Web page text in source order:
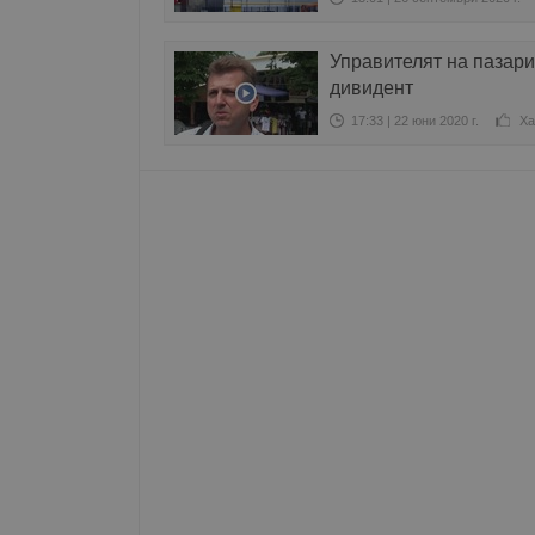
Управителят на
дивидент
17:33 | 22 юни 2020 г.